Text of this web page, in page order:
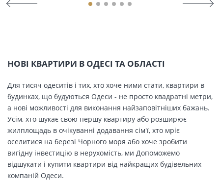
НОВІ КВАРТИРИ В ОДЕСІ ТА ОБЛАСТІ
Для тисяч одеситів і тих, хто хоче ними стати, квартири в
будинках, що будуються Одеси - не просто квадратні метри,
а нові можливості для виконання найзаповітніших бажань.
Усім, хто шукає свою першу квартиру або розширює
жилплощадь в очікуванні додавання сім'ї, хто мріє
оселитися на березі Чорного моря або хоче зробити
вигідну інвестицію в нерухомість, ми Допоможемо
відшукати і купити квартири від найкращих будівельних
компаній Одеси.